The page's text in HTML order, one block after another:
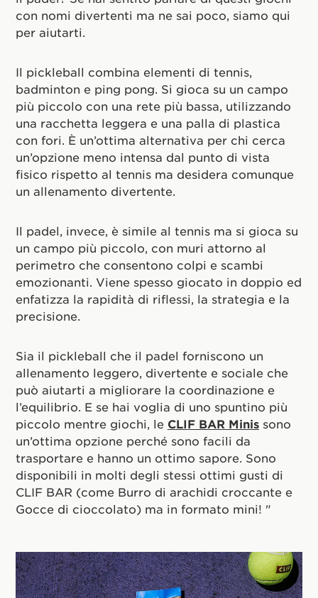
con nomi divertenti ma ne sai poco, siamo qui
per aiutarti.
Il pickleball combina elementi di tennis,
badminton e ping pong. Si gioca su un campo
più piccolo con una rete più bassa, utilizzando
una racchetta leggera e una palla di plastica
con fori. È un’ottima alternativa per chi cerca
un’opzione meno intensa dal punto di vista
fisico rispetto al tennis ma desidera comunque
un allenamento divertente.
Il padel, invece, è simile al tennis ma si gioca su
un campo più piccolo, con muri attorno al
perimetro che consentono colpi e scambi
emozionanti. Viene spesso giocato in doppio ed
enfatizza la rapidità di riflessi, la strategia e la
precisione.
Sia il pickleball che il padel forniscono un
allenamento leggero, divertente e sociale che
può aiutarti a migliorare la coordinazione e
l’equilibrio. E se hai voglia di uno spuntino più
piccolo mentre giochi, le CLIF BAR Minissono
un’ottima opzione perché sono facili da
trasportare e hanno un ottimo sapore. Sono
disponibili in molti degli stessi ottimi gusti di
CLIF BAR (come Burro di arachidi croccante e
Gocce di cioccolato) ma in formato mini! "